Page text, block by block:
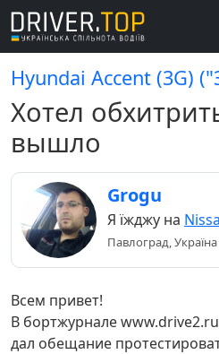
Hyundai Accent (3G)
Хотел
вышло
Grogu
Я їжджу на
Павлоград, Україна
Всем привет!
В бортжурнале
дал обещание